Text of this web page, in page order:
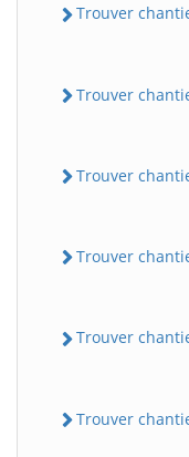
Trouver
Trouver
Trouver
Trouver
Trouver
Trouver